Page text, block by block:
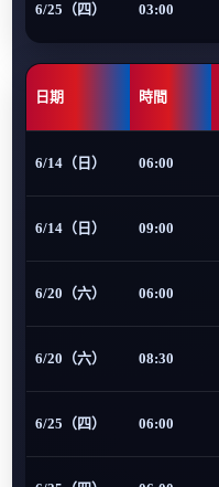
6/25（四） 03:00
日期 時間
6/14（日） 06:00
6/14（日） 09:00
6/20（六） 06:00
6/20（六） 08:30
6/25（四） 06:00